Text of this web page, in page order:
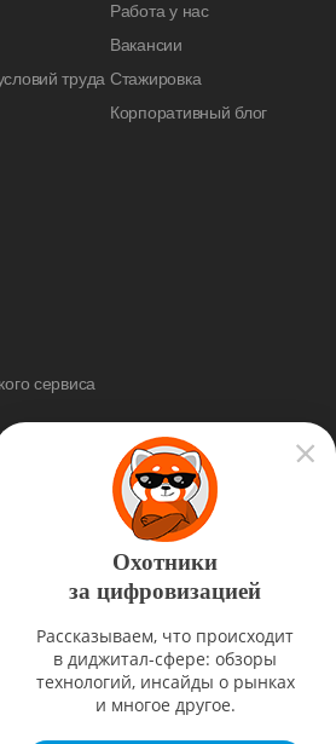
осуществляются при грантовой
фонда развития информационных
данных
труда
сервиса
Работа у нас
Вакансии
Стажировка
Корпоративный блог
чтобы наш сайт был
вас. Нажимая «Согласен», вы
в соответствии с нашей
Охотники
за цифровизацией
Рассказываем, что происходит
в диджитал-сфере: обзоры
технологий, инсайды о рынках
и многое другое.